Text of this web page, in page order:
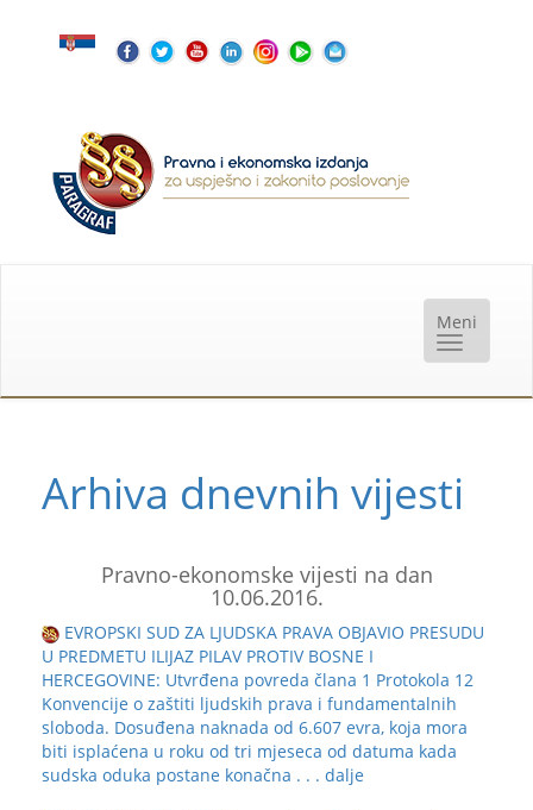
Arhiva dnevnih vijesti
Pravno-ekonomske vijesti na dan
10.06.2016.
EVROPSKI SUD ZA LJUDSKA PRAVA OBJAVIO PRESUDU
U PREDMETU ILIJAZ PILAV PROTIV BOSNE I
HERCEGOVINE: Utvrđena povreda člana 1 Protokola 12
Konvencije o zaštiti ljudskih prava i fundamentalnih
sloboda. Dosuđena naknada od 6.607 evra, koja mora
biti isplaćena u roku od tri mjeseca od datuma kada
sudska oduka postane konačna . . . dalje